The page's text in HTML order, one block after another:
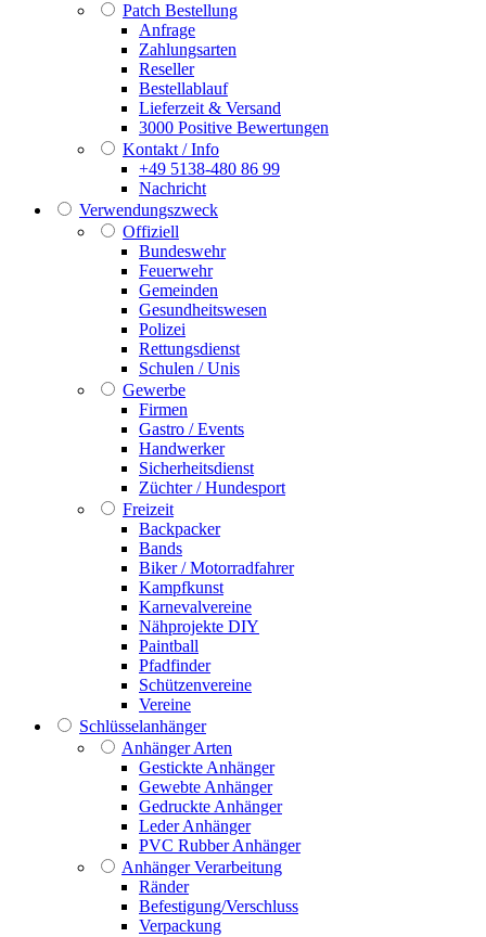
Patch Bestellung
Anfrage
Zahlungsarten
Reseller
Bestellablauf
Lieferzeit & Versand
3000 Positive Bewertungen
Kontakt / Info
+49 5138-480 86 99
Nachricht
Verwendungszweck
Offiziell
Bundeswehr
Feuerwehr
Gemeinden
Gesundheitswesen
Polizei
Rettungsdienst
Schulen / Unis
Gewerbe
Firmen
Gastro / Events
Handwerker
Sicherheitsdienst
Züchter / Hundesport
Freizeit
Backpacker
Bands
Biker / Motorradfahrer
Kampfkunst
Karnevalvereine
Nähprojekte DIY
Paintball
Pfadfinder
Schützenvereine
Vereine
Schlüsselanhänger
Anhänger Arten
Gestickte Anhänger
Gewebte Anhänger
Gedruckte Anhänger
Leder Anhänger
PVC Rubber Anhänger
Anhänger Verarbeitung
Ränder
Befestigung/Verschluss
Verpackung